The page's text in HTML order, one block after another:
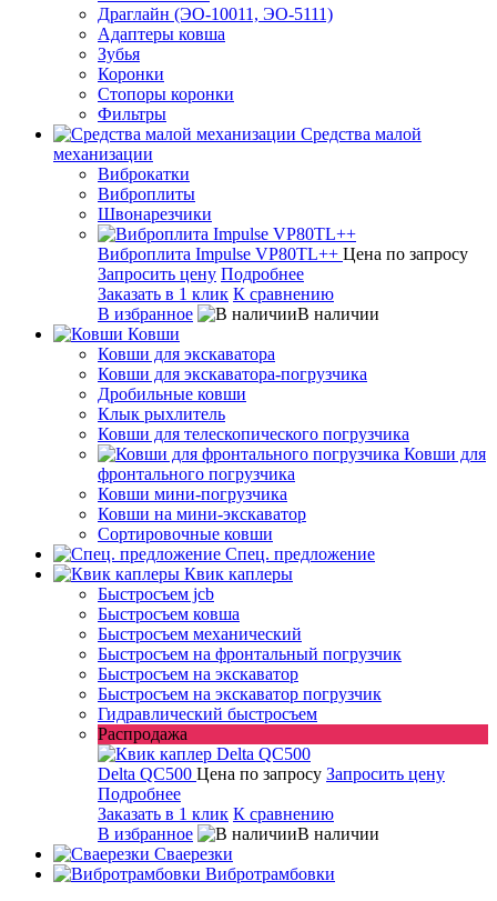
Драглайн (ЭО-10011, ЭО-5111)
Адаптеры ковша
Зубья
Коронки
Стопоры коронки
Фильтры
Средства малой
механизации
Виброкатки
Виброплиты
Швонарезчики
Виброплита Impulse VP80TL++ Цена по запросу
Запросить цену Подробнее
Заказать в 1 клик К сравнению
В избранное
В наличии
Ковши
Ковши для экскаватора
Ковши для экскаватора-погрузчика
Дробильные ковши
Клык рыхлитель
Ковши для телескопического погрузчика
Ковши для
фронтального погрузчика
Ковши мини-погрузчика
Ковши на мини-экскаватор
Сортировочные ковши
Спец. предложение
Квик каплеры
Быстросъем jcb
Быстросъем ковша
Быстросъем механический
Быстросъем на фронтальный погрузчик
Быстросъем на экскаватор
Быстросъем на экскаватор погрузчик
Гидравлический быстросъем
Распродажа
Delta QC500 Цена по запросу Запросить цену
Подробнее
Заказать в 1 клик К сравнению
В избранное
В наличии
Сваерезки
Вибротрамбовки